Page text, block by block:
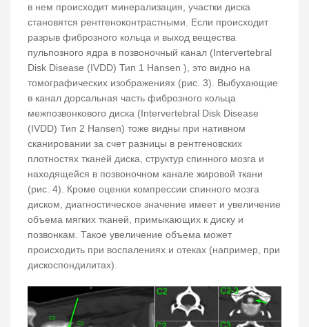
в нем происходит минерализация, участки диска
становятся рентгеноконтрастными. Если происходит
разрыв фиброзного кольца и выход вещества
пульпозного ядра в позвоночный канал (Intervertebral
Disk Disease (IVDD) Тип 1 Hansen ), это видно на
томографических изображениях (рис. 3). Выбухающие
в канал дорсальная часть фиброзного кольца
межпозвонкового диска (Intervertebral Disk Disease
(IVDD) Тип 2 Hansen) тоже видны при нативном
сканировании за счет разницы в рентгеновских
плотностях тканей диска, структур спинного мозга и
находящейся в позвоночном канале жировой ткани
(рис. 4). Кроме оценки компрессии спинного мозга
диском, диагностическое значение имеет и увеличение
объема мягких тканей, примыкающих к диску и
позвонкам. Такое увеличение объема может
происходить при воспалениях и отеках (например, при
дискоспондилитах).